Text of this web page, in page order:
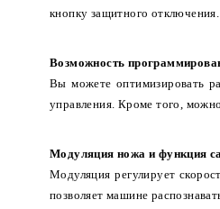
кнопку защитного отключения.
Возможность
Вы можете оптимизировать
управления. Кроме того,
Модуляция ножа и функция
Модуляция регулирует
позволяет машине